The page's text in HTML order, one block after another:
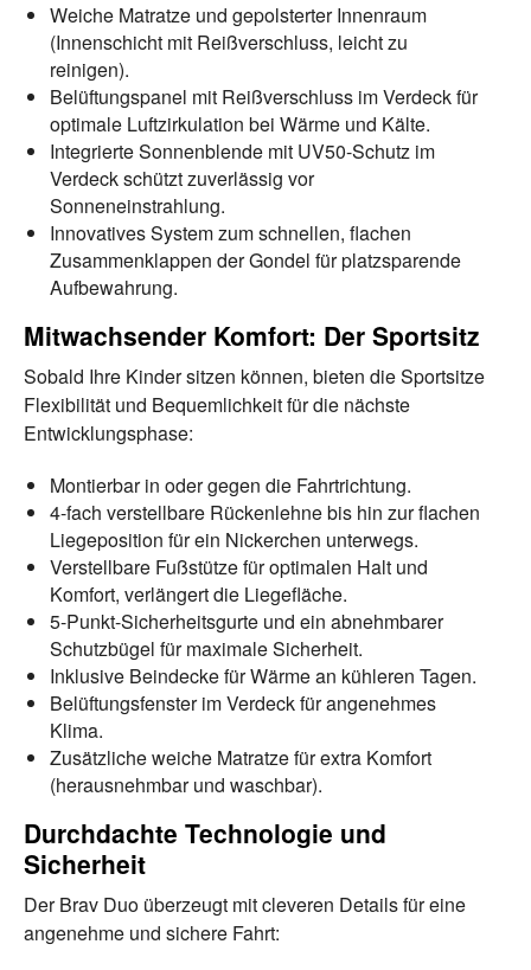
Weiche Matratze und gepolsterter Innenraum
(Innenschicht mit Reißverschluss, leicht zu
reinigen).
Belüftungspanel mit Reißverschluss im Verdeck für
optimale Luftzirkulation bei Wärme und Kälte.
Integrierte Sonnenblende mit UV50-Schutz im
Verdeck schützt zuverlässig vor
Sonneneinstrahlung.
Innovatives System zum schnellen, flachen
Zusammenklappen der Gondel für platzsparende
Aufbewahrung.
Mitwachsender Komfort: Der Sportsitz
Sobald Ihre Kinder sitzen können, bieten die Sportsitze
Flexibilität und Bequemlichkeit für die nächste
Entwicklungsphase:
Montierbar in oder gegen die Fahrtrichtung.
4-fach verstellbare Rückenlehne bis hin zur flachen
Liegeposition für ein Nickerchen unterwegs.
Verstellbare Fußstütze für optimalen Halt und
Komfort, verlängert die Liegefläche.
5-Punkt-Sicherheitsgurte und ein abnehmbarer
Schutzbügel für maximale Sicherheit.
Inklusive Beindecke für Wärme an kühleren Tagen.
Belüftungsfenster im Verdeck für angenehmes
Klima.
Zusätzliche weiche Matratze für extra Komfort
(herausnehmbar und waschbar).
Durchdachte Technologie und
Sicherheit
Der Brav Duo überzeugt mit cleveren Details für eine
angenehme und sichere Fahrt: